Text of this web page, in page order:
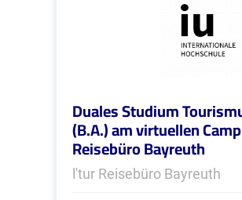
Duales Studium
(B.A.) am virtuellen
Reisebüro Bayreuth
l'tur Reisebüro Bayreuth